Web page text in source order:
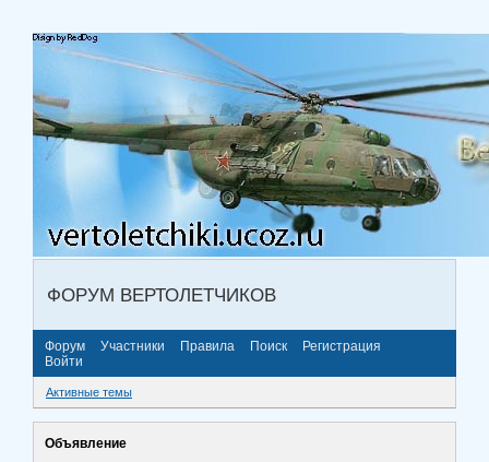
ФОРУМ ВЕРТОЛЕТЧИКОВ
Форум Участники Правила Поиск
Регистрация
Войти
Активные темы
Объявление